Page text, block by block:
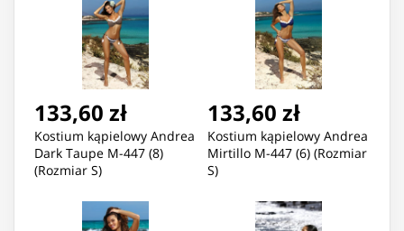
133,60 zł
Kostium kąpielowy Andrea
Dark Taupe M-447 (8)
(Rozmiar S)
133,60 zł
Kostium kąpielowy Andrea
Mirtillo M-447 (6) (Rozmiar
S)